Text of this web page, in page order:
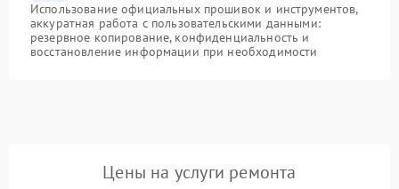
Использование официальных прошивок и инструментов,
аккуратная работа с пользовательскими данными:
резервное копирование, конфиденциальность и
восстановление информации при необходимости
Цены на услуги ремонта